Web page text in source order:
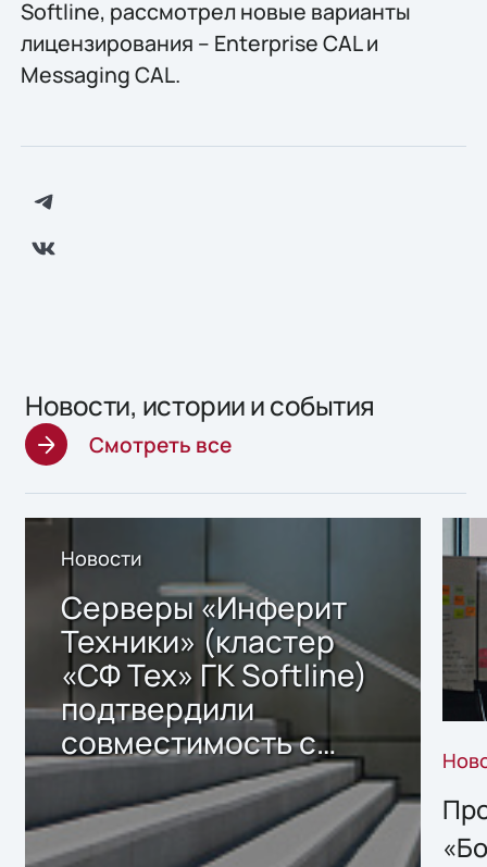
Softline, рассмотрел новые варианты
лицензирования – Enterprise CAL и
Messaging CAL.
Новости, истории и события
Смотреть все
Новости
Серверы «Инферит
Техники» (кластер
«СФ Тех» ГК Softline)
подтвердили
совместимость с
решением Sharx
Storage 2.x для
хранения данных